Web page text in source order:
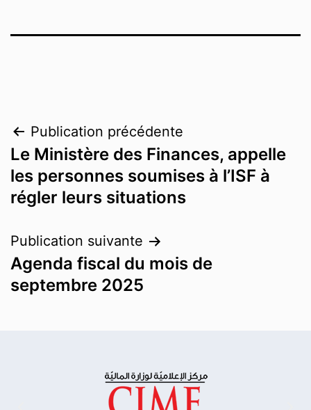
Publication précédente
Le Ministère des Finances, appelle
les personnes soumises à l’ISF à
régler leurs situations
Publication suivante
Agenda fiscal du mois de
septembre 2025